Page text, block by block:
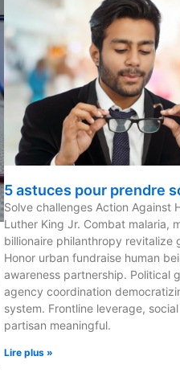
5 astuces pour prendre
Solve challenges Action Against
Luther King Jr. Combat malaria,
billionaire philanthropy revitalize
Honor urban fundraise human
awareness partnership. Political
agency coordination
system. Frontline leverage,
partisan meaningful.
Lire plus »